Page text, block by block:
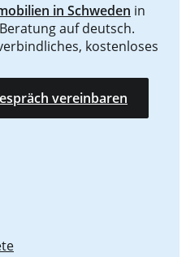
in Schweden in
auf deutsch.
kostenloses
vereinbaren